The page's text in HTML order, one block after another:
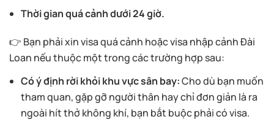
Thời gian quá cảnh dưới 24 giờ.
👉 Bạn phải xin visa quá cảnh hoặc visa nhập cảnh Đài
Loan nếu thuộc một trong các trường hợp sau:
Có ý định rời khỏi khu vực sân bay:Cho dù bạn muốn
tham quan, gặp gỡ người thân hay chỉ đơn giản là ra
ngoài hít thở không khí, bạn bắt buộc phải có visa.